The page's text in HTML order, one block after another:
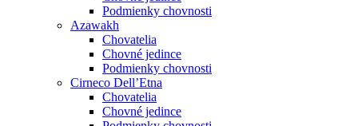
Podmienky chovnosti
Azawakh
Chovatelia
Chovné jedince
Podmienky chovnosti
Cirneco Dell’Etna
Chovatelia
Chovné jedince